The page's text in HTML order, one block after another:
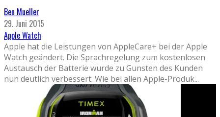
Ben Mueller
29. Juni 2015
Apple Watch
Apple hat die Leistungen von AppleCare+ bei der Apple
Watch geändert. Die Sprachregelung zum kostenlosen
Austausch der Batterie wurde zu Gunsten des Kunden
nun deutlich verbessert. Wie bei allen Apple-Produk...